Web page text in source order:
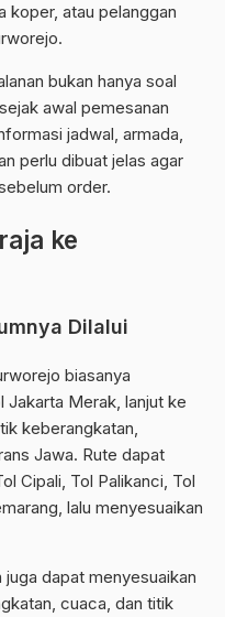
koper, atau pelanggan
bukan hanya soal
awal pemesanan
jadwal, armada,
perlu dibuat jelas agar
order.
ke
Dilalui
biasanya
Jakarta Merak, lanjut ke
keberangkatan,
Jawa. Rute dapat
Cipali, Tol Palikanci, Tol
lalu menyesuaikan
dapat menyesuaikan
cuaca, dan titik